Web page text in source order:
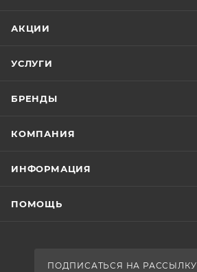
АКЦИИ
УСЛУГИ
БРЕНДЫ
КОМПАНИЯ
ИНФОРМАЦИЯ
ПОМОЩЬ
ПОДПИСАТЬСЯ НА РАССЫЛКУ